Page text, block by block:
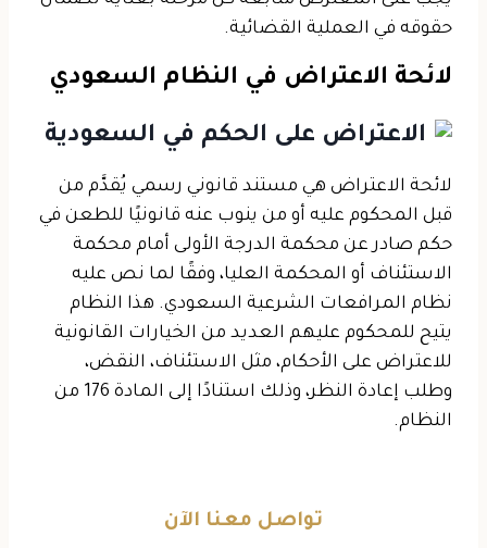
حقوقه في العملية القضائية.
لائحة الاعتراض في النظام السعودي
لائحة الاعتراض هي مستند قانوني رسمي يُقدَّم من
قبل المحكوم عليه أو من ينوب عنه قانونيًا للطعن في
حكم صادر عن محكمة الدرجة الأولى أمام محكمة
الاستئناف أو المحكمة العليا، وفقًا لما نص عليه
نظام المرافعات الشرعية السعودي. هذا النظام
يتيح للمحكوم عليهم العديد من الخيارات القانونية
للاعتراض على الأحكام، مثل الاستئناف، النقض،
وطلب إعادة النظر، وذلك استنادًا إلى المادة 176 من
النظام.
تواصل معنا الآن